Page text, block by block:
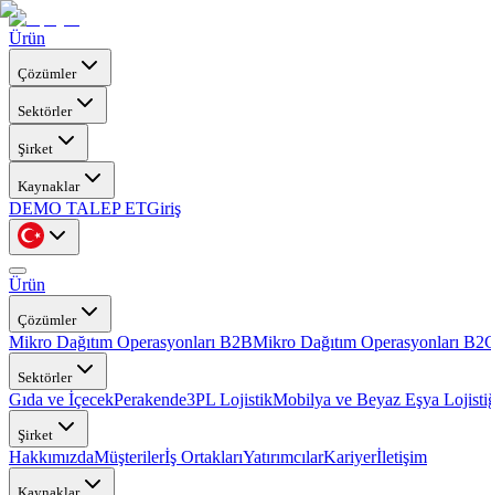
Ürün
Çözümler
Sektörler
Şirket
Kaynaklar
DEMO TALEP ETGiriş
Ürün
Çözümler
Mikro Dağıtım Operasyonları B2BMikro Dağıtım Operasyonları
Sektörler
Gıda ve İçecekPerakende3PL LojistikMobilya ve Beyaz Eşya
Şirket
HakkımızdaMüşterilerİş OrtaklarıYatırımcılarKariyerİletişim